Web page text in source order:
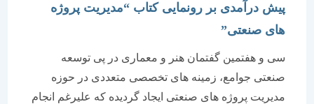
پیش درآمدی بر رونمایی کتاب “مدیریت پروژه
های صنعتی”
سی و هفتمین گفتمان هنر و معماری در پی توسعه
صنعتی جوامع، زمینه های تخصصی متعددی در حوزه
مدیریت پروژه های صنعتی ایجاد گردیده که علیرغم انجام